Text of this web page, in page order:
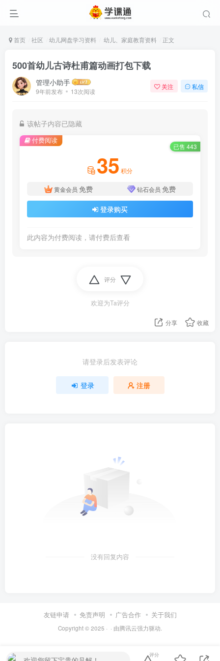
首页 社区 幼儿网盘学习资料 幼儿、家庭教育资料 正文
500首幼儿古诗杜甫篇动画打包下载
管理小助手
9年前发布 13次阅读
关注 私信
该帖子内容已隐藏
付费阅读
已售 443
35 积分
黄金会员 免费 钻石会员 免费
登录购买
此内容为付费阅读，请付费后查看
评分
欢迎为Ta评分
分享 收藏
请登录后发表评论
登录 注册
没有回复内容
友链申请 免责声明 广告合作 关于我们
Copyright © 2025 · · 由腾讯云强力驱动.
评分